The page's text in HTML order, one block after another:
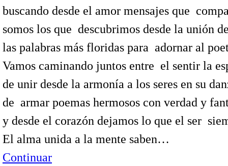
buscando desde el amor mensajes que
somos los que descubrimos desde la unión
las palabras más floridas para adornar al
Vamos caminando juntos entre el sentir la
de unir desde la armonía a los seres en su
de armar poemas hermosos con verdad y
y desde el corazón dejamos lo que el ser
El alma unida a la mente saben…
Continuar